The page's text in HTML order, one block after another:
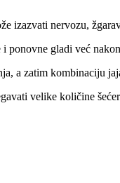
izazvati nervozu,
ponovne gladi već
a zatim kombinaciju
velike količine